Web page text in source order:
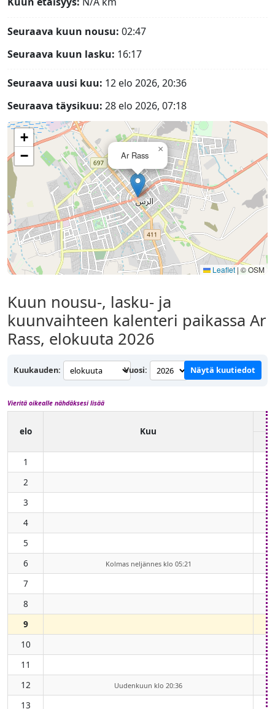
Seuraava kuun nousu: 02:47
Seuraava kuun lasku: 16:17
Seuraava uusi kuu: 12 elo 2026, 20:36
Seuraava täysikuu: 28 elo 2026, 07:18
Ar Rass
×
+
−
Leaflet | © OSM
Kuun nousu-, lasku- ja
kuunvaihteen kalenteri paikassa Ar
Rass, elokuuta 2026
Kuukauden: Vuosi: Näytä kuutiedot
Vieritä oikealle nähdäksesi lisää
elo Kuu
1
2
3
4
5
6
Kolmas neljännes klo 05:21
7
8
9
10
11
12
Uudenkuun klo 20:36
13